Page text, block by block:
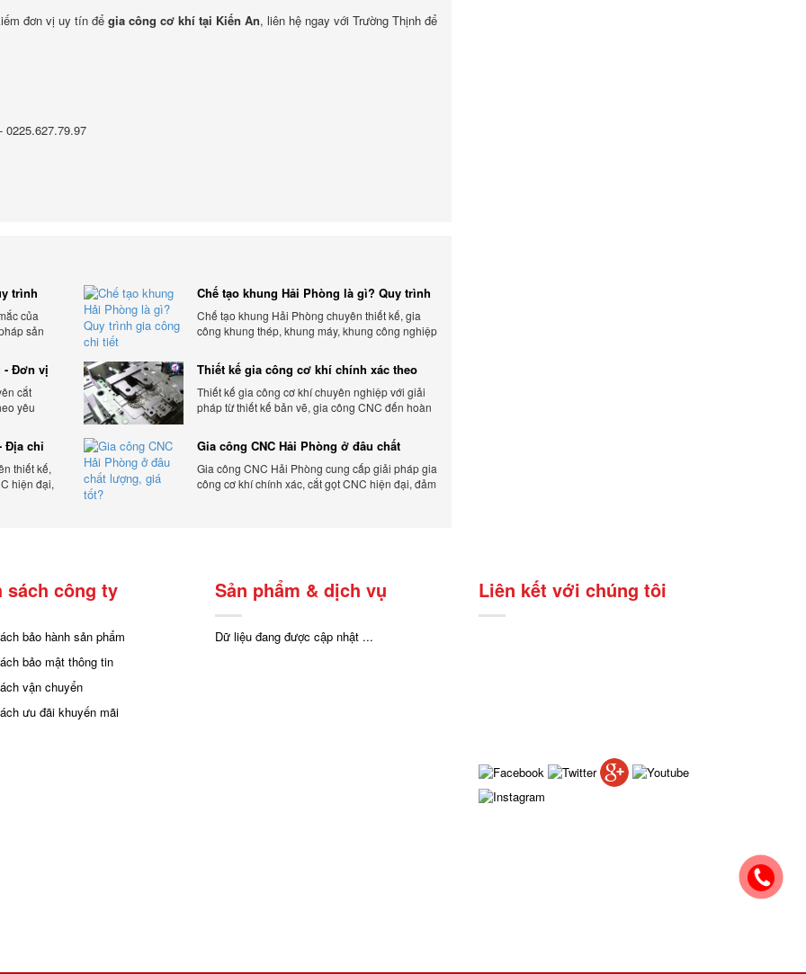
đơn vị uy tín để gia công cơ khí tại Kiến An, liên hệ ngay với Trường Thịnh để
0225.627.79.97
trình
của
sản
Chế tạo khung Hải Phòng là gì? Quy trình
gia công chi tiết
Chế tạo khung Hải Phòng chuyên thiết kế, gia
công khung thép, khung máy, khung công nghiệp
ưu chi phí.
- Đơn vị
cắt
yêu
Thiết kế gia công cơ khí chính xác theo
yêu cầu
Thiết kế gia công cơ khí chuyên nghiệp với giải
pháp từ thiết kế bản vẽ, gia công CNC đến hoàn
Địa chỉ
thiết kế,
hiện đại,
Gia công CNC Hải Phòng ở đâu chất
lượng, giá tốt?
Gia công CNC Hải Phòng cung cấp giải pháp gia
công cơ khí chính xác, cắt gọt CNC hiện đại, đảm
sách công ty
bảo hành sản phẩm
bảo mật thông tin
vận chuyển
ưu đãi khuyến mãi
Sản phẩm & dịch vụ
Dữ liệu đang được cập nhật ...
Liên kết với chúng tôi